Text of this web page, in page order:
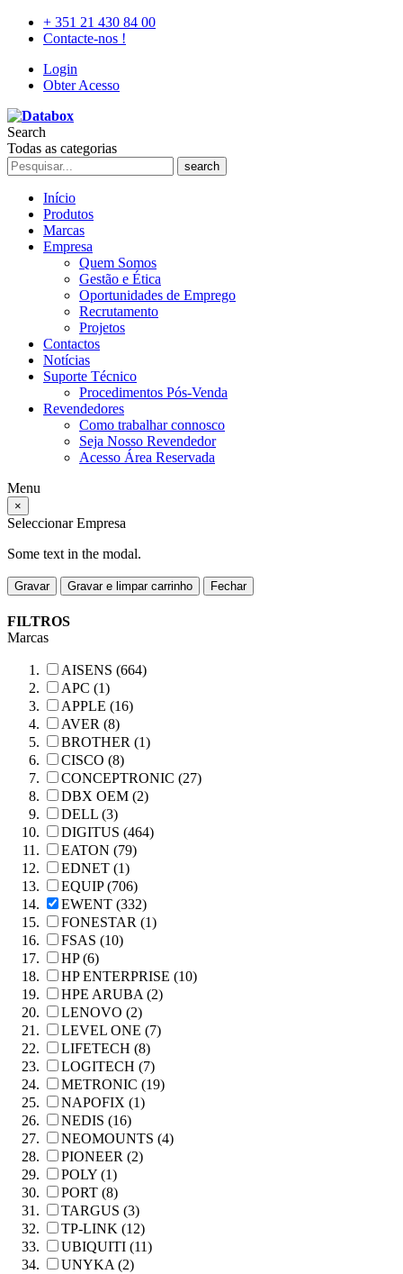
+ 351 21 430 84 00
Contacte-nos !
Login
Obter Acesso
Search
Todas as categorias
search
Início
Produtos
Marcas
Empresa
Quem Somos
Gestão e Ética
Oportunidades de Emprego
Recrutamento
Projetos
Contactos
Notícias
Suporte Técnico
Procedimentos Pós-Venda
Revendedores
Como trabalhar connosco
Seja Nosso Revendedor
Acesso Área Reservada
Menu
×
Seleccionar Empresa
Some text in the modal.
Gravar Gravar e limpar carrinho Fechar
FILTROS
Marcas
AISENS (664)
APC (1)
APPLE (16)
AVER (8)
BROTHER (1)
CISCO (8)
CONCEPTRONIC (27)
DBX OEM (2)
DELL (3)
DIGITUS (464)
EATON (79)
EDNET (1)
EQUIP (706)
EWENT (332)
FONESTAR (1)
FSAS (10)
HP (6)
HP ENTERPRISE (10)
HPE ARUBA (2)
LENOVO (2)
LEVEL ONE (7)
LIFETECH (8)
LOGITECH (7)
METRONIC (19)
NAPOFIX (1)
NEDIS (16)
NEOMOUNTS (4)
PIONEER (2)
POLY (1)
PORT (8)
TARGUS (3)
TP-LINK (12)
UBIQUITI (11)
UNYKA (2)